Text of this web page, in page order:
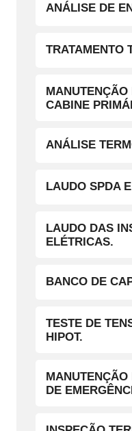
ANÁLISE DE
TRATAMENTO
MANUTENÇÃO
CABINE
ANÁLISE
LAUDO SPDA
LAUDO DAS
ELÉTRICAS.
BANCO DE
TESTE DE
HIPOT.
DE